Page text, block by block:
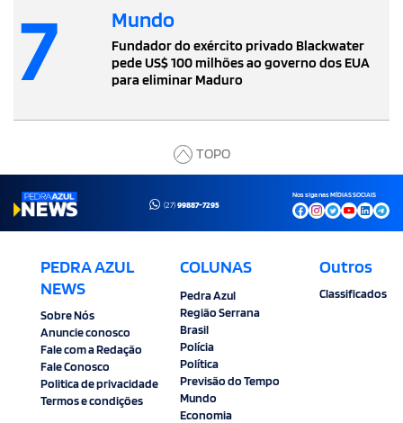
7 Mundo
Fundador do exército privado Blackwater
pede US$ 100 milhões ao governo dos EUA
para eliminar Maduro
TOPO
(27)99887-7295
Nos siga nas MÍDIAS SOCIAIS
PEDRA AZUL
NEWS
Sobre Nós
Anuncie conosco
Fale com a Redação
Fale Conosco
Politica de privacidade
Termos e condições
COLUNAS
Pedra Azul
Região Serrana
Brasil
Polícia
Política
Previsão do Tempo
Mundo
Economia
Outros
Classificados